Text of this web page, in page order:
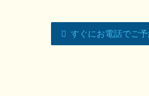
すぐにお電話でご予